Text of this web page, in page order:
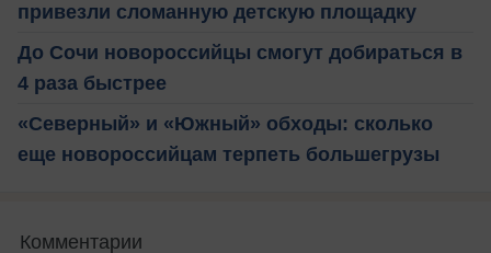
привезли сломанную детскую площадку
До Сочи новороссийцы смогут добираться в
4 раза быстрее
«Северный» и «Южный» обходы: сколько
еще новороссийцам терпеть большегрузы
Комментарии